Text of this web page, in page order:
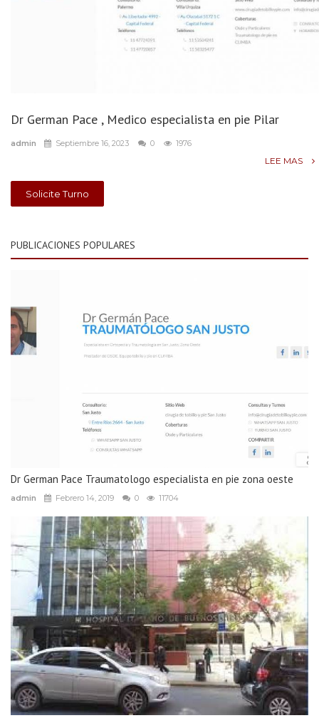
Dr German Pace , Medico especialista en pie Pilar
admin Septiembre 16, 2023 0 1976
LEE MAS
Solicite Turno
PUBLICACIONES POPULARES
Dr German Pace Traumatologo especialista en pie zona oeste
admin Febrero 14, 2019 0 11704